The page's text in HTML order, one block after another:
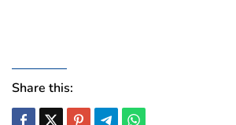
Share this: